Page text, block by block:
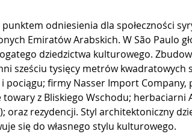
punktem odniesienia dla społeczności
Emiratów Arabskich. W São Paulo
dziedzictwa kulturowego.
sześciu tysięcy metrów kwadratowych
pociągu; firmy Nasser Import
towary z Bliskiego Wschodu; herbaciarni
oraz rezydencji. Styl architektoniczny
się do własnego stylu kulturowego.